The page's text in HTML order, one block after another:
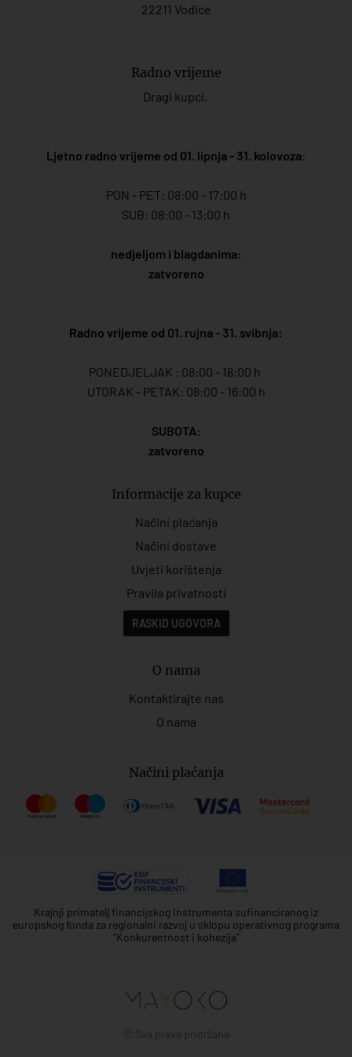
22211 Vodice
Radno vrijeme
Dragi kupci,
Ljetno radno vrijeme od 01. lipnja - 31. kolovoza:
PON - PET: 08:00 - 17:00 h
SUB: 08:00 - 13:00 h
nedjeljom i blagdanima:
zatvoreno
Radno vrijeme od 01. rujna - 31. svibnja:
PONEDJELJAK : 08:00 - 18:00 h
UTORAK - PETAK: 08:00 - 16:00 h
SUBOTA:
zatvoreno
Informacije za kupce
Načini plaćanja
Načini dostave
Uvjeti korištenja
Pravila privatnosti
RASKID UGOVORA
O nama
Kontaktirajte nas
O nama
Načini plaćanja
Krajnji primatelj financijskog instrumenta sufinanciranog iz
europskog fonda za regionalni razvoj u sklopu operativnog programa
"Konkurentnost i kohezija"
© Sva prava pridržana